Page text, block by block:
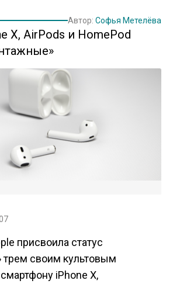
Автор: Софья Метелёва
X, AirPods и HomePod
присвоила статус
трем своим культовым
iPhone X,